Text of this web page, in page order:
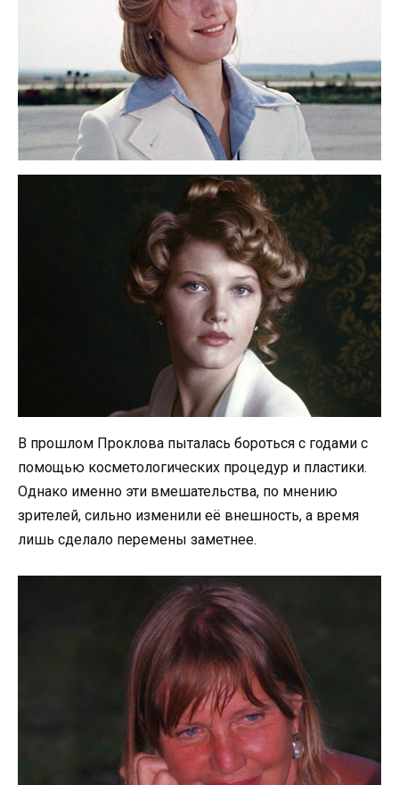
В прошлом Проклова пыталась бороться с годами с
помощью косметологических процедур и пластики.
Однако именно эти вмешательства, по мнению
зрителей, сильно изменили её внешность, а время
лишь сделало перемены заметнее.